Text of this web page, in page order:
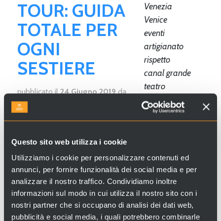
Questo sito web utilizza i cookie
Utilizziamo i cookie per personalizzare contenuti ed
annunci, per fornire funzionalità dei social media e per
analizzare il nostro traffico. Condividiamo inoltre
informazioni sul modo in cui utilizza il nostro sito con i
nostri partner che si occupano di analisi dei dati web,
pubblicità e social media, i quali potrebbero combinarle
TOUR: GUIDA
TOTALE PER
OGNI
SESTIERE
pubblicato il24 Giugno 2019da
Valeria Tuzzato
Cerchi esperienze e servizi a Venezia e
in Italia? Visita Venice Incoming
e
Che siate turisti, lavoratori...
Venezia
Venezia
Venice
eventi
artigianato
rispetto
canal grande
teatro
cicchetti
Tour dei Bacari
giorno
veneziani
vino
giro a piedi
itinerario in